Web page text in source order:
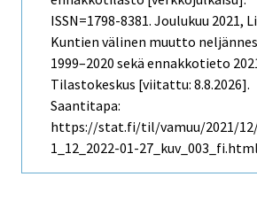
ISSN=1798-8381. Joulukuu 2021,
Kuntien välinen muutto
1999–2020 sekä ennakkotieto
Tilastokeskus [viitattu: 8.8.2026].
Saantitapa:
https://stat.fi/til/vamuu/2021/12/
1_12_2022-01-27_kuv_003_fi.html